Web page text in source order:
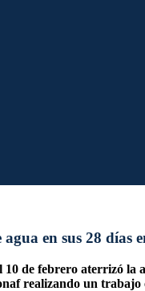
en sus 28 días
de febrero aterrizó
realizando un